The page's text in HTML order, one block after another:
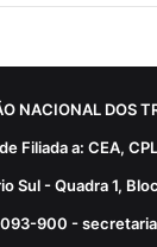
NACIONAL DOS
Filiada a: CEA,
Sul - Quadra 1,
900 -